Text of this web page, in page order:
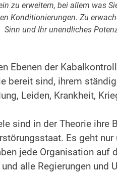
zu erweitern, bei allem was
Konditionierungen. Zu
Sinn und Ihr unendliches
Ebenen der
bereit sind, ihrem
Leiden, Krankheit,
sind in der Theorie ihre
Es geht
jede Organisation
alle Regierungen und